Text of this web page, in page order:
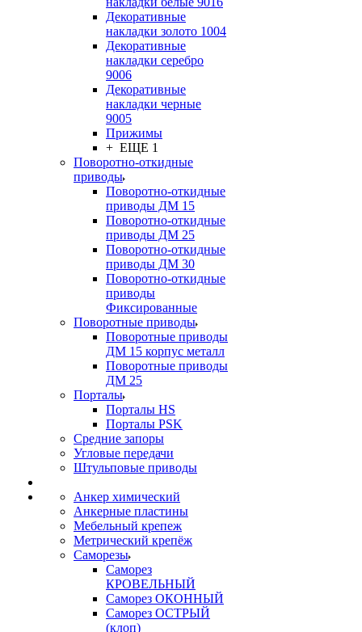
Декоративные
накладки золото 1004
Декоративные
накладки серебро
9006
Декоративные
накладки черные
9005
Прижимы
+ ЕЩЕ 1
Поворотно-откидные
приводы
Поворотно-откидные
приводы ДМ 15
Поворотно-откидные
приводы ДМ 25
Поворотно-откидные
приводы ДМ 30
Поворотно-откидные
приводы
Фиксированные
Поворотные приводы
Поворотные приводы
ДМ 15 корпус металл
Поворотные приводы
ДМ 25
Порталы
Порталы HS
Порталы PSK
Средние запоры
Угловые передачи
Штульповые приводы
Анкер химический
Анкерные пластины
Мебельный крепеж
Метрический крепёж
Саморезы
Саморез
КРОВЕЛЬНЫЙ
Саморез ОКОННЫЙ
Саморез ОСТРЫЙ
(клоп)